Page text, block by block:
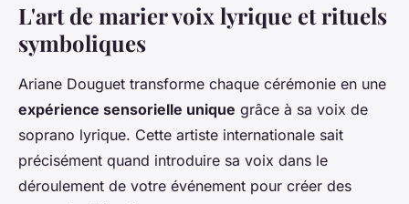
L'art de marier voix lyrique et rituels
symboliques
Ariane Douguet transforme chaque cérémonie en une
expérience sensorielle unique grâce à sa voix de
soprano lyrique. Cette artiste internationale sait
précisément quand introduire sa voix dans le
déroulement de votre événement pour créer des